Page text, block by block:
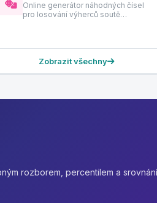
Online generátor náhodných čísel
pro losování výherců soutě…
Zobrazit všechny
rozborem, percentilem a